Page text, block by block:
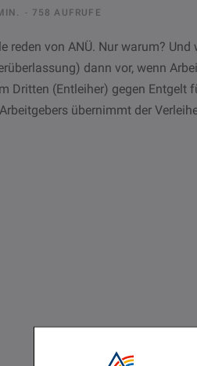
758 AUFRUFE
reden von ANÜ. Nur warum?
dann vor, wenn
Dritten (Entleiher) gegen Entgelt
übernimmt der